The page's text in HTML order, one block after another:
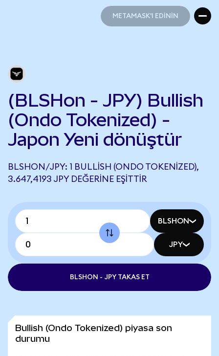
METAMASK'I EDİNİN
(BLSHon - JPY) Bullish
(Ondo Tokenized) -
Japon Yeni dönüştür
BLSHON/JPY: 1 BULLISH (ONDO TOKENIZED),
3.647,4193 JPY DEĞERINE EŞITTIR
BLSHON
JPY
BLSHON - JPY TAKAS ET
Bullish (Ondo Tokenized) piyasa son
durumu